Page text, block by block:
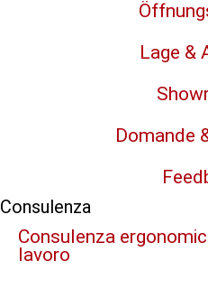
Lage &
Domande
Consulenza
Consulenza
lavoro